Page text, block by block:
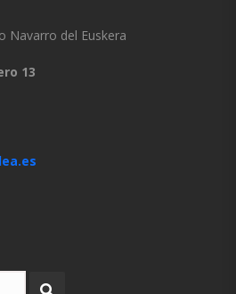
Navarro del Euskera
13